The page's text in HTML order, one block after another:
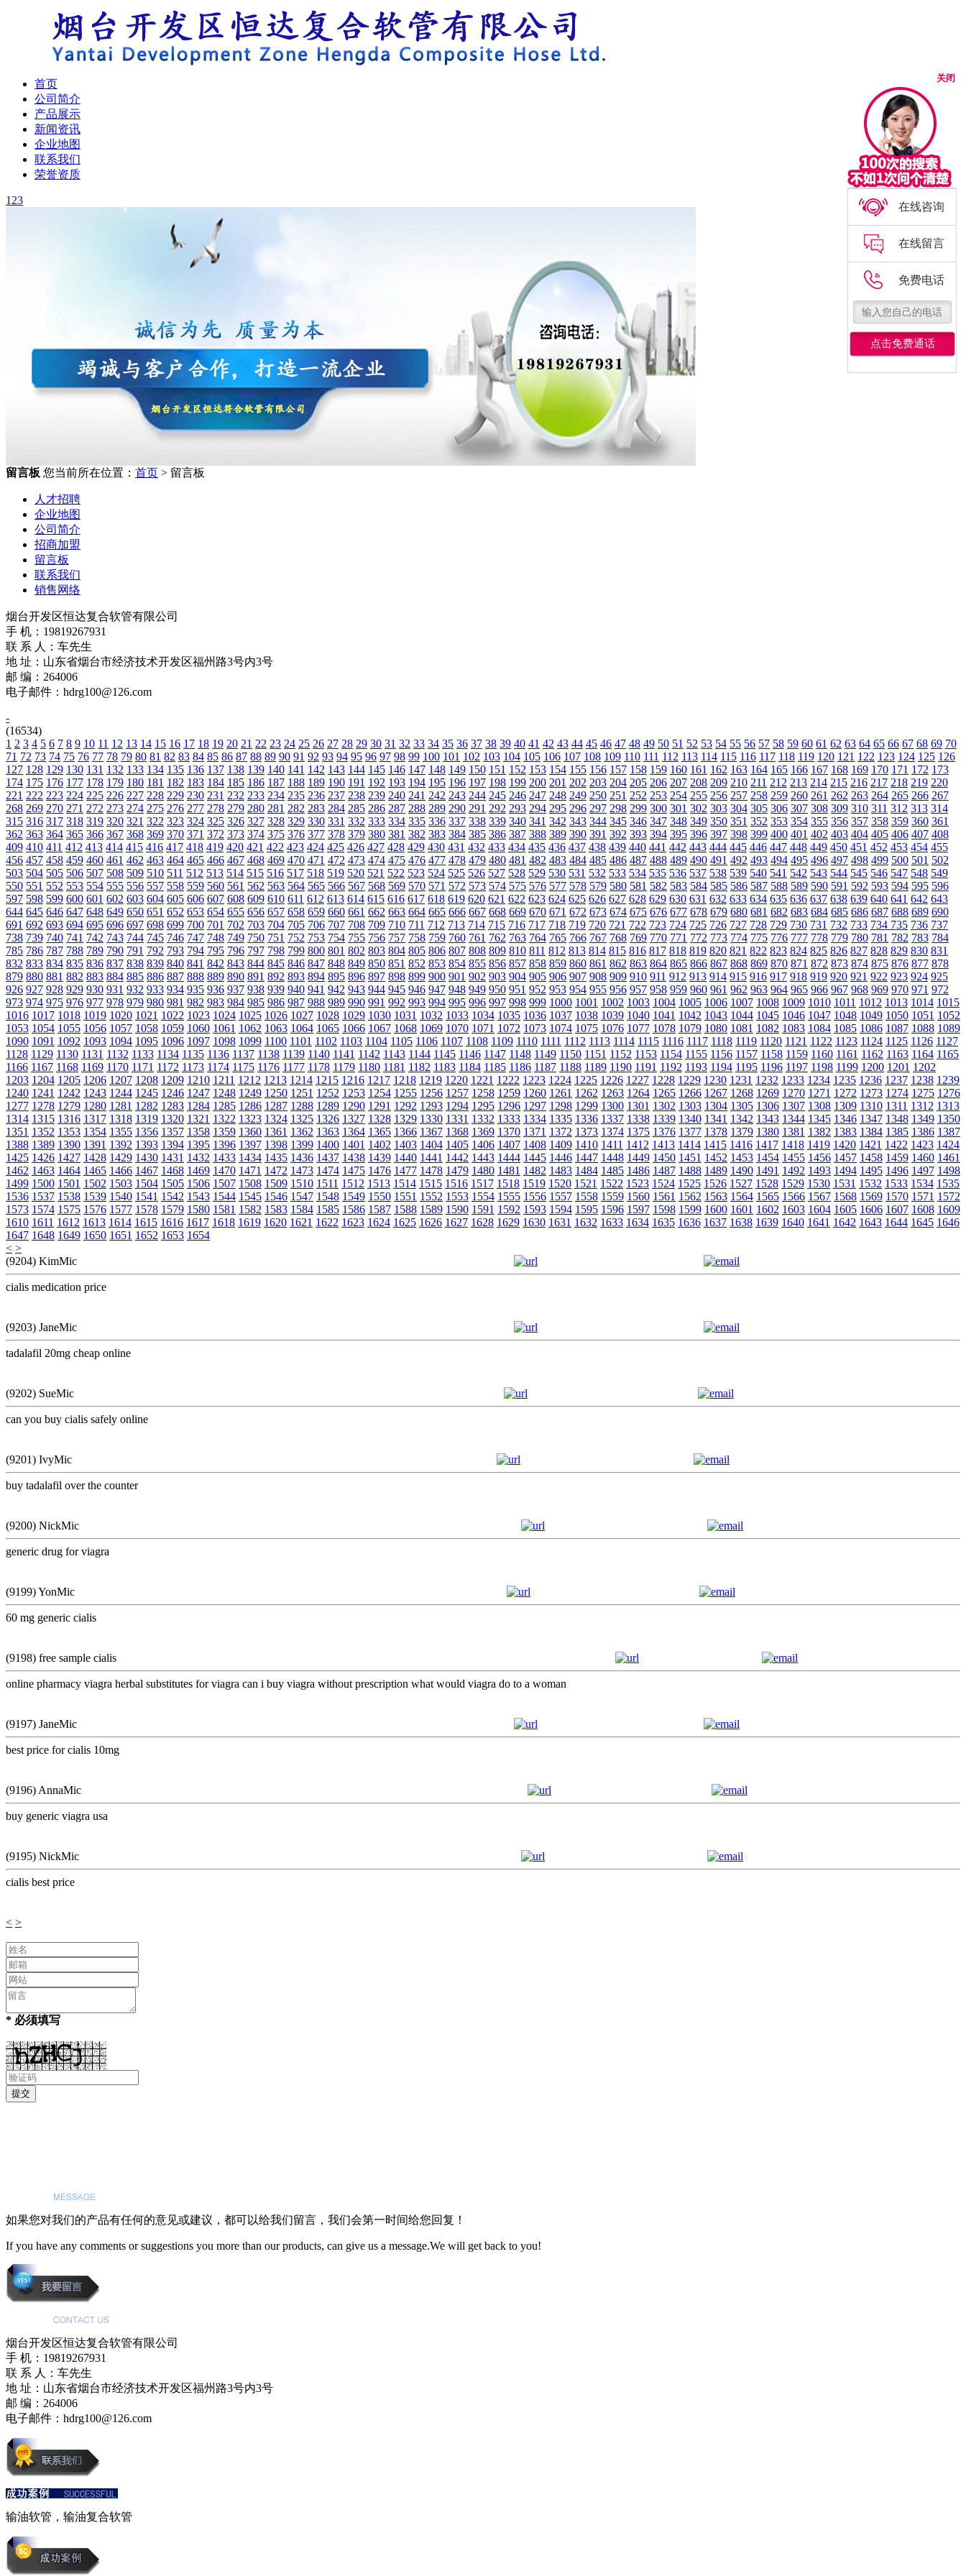
首页
公司简介
产品展示
新闻资讯
企业地图
联系我们
荣誉资质
1 23
留言板 您当前所在位置： 首页 > 留言板
人才招聘
企业地图
公司简介
招商加盟
留言板
联系我们
销售网络
烟台开发区恒达复合软管有限公司
手 机：19819267931
联 系 人：车先生
地 址：山东省烟台市经济技术开发区福州路3号内3号
邮 编：264006
电子邮件：hdrg100@126.com
-
(16534)
1 2 3 4 5 6 7 8 9 10 11 12 13 14 15 16 17 18 19 20 21 22 23 24 25 26 27 28 29 30 31 32 33 34 35 36 37 38 39 40 41 42 43 44 45 46 47 48 49 50 51 52 53 54 55 56 57 58 59 60 61 62 63 64 65 66 67 68 69 70
71 72 73 74 75 76 77 78 79 80 81 82 83 84 85 86 87 88 89 90 91 92 93 94 95 96 97 98 99 100 101 102 103 104 105 106 107 108 109 110 111 112 113 114 115 116 117 118 119 120 121 122 123 124 125 126
127 128 129 130 131 132 133 134 135 136 137 138 139 140 141 142 143 144 145 146 147 148 149 150 151 152 153 154 155 156 157 158 159 160 161 162 163 164 165 166 167 168 169 170 171 172 173
174 175 176 177 178 179 180 181 182 183 184 185 186 187 188 189 190 191 192 193 194 195 196 197 198 199 200 201 202 203 204 205 206 207 208 209 210 211 212 213 214 215 216 217 218 219 220
221 222 223 224 225 226 227 228 229 230 231 232 233 234 235 236 237 238 239 240 241 242 243 244 245 246 247 248 249 250 251 252 253 254 255 256 257 258 259 260 261 262 263 264 265 266 267
268 269 270 271 272 273 274 275 276 277 278 279 280 281 282 283 284 285 286 287 288 289 290 291 292 293 294 295 296 297 298 299 300 301 302 303 304 305 306 307 308 309 310 311 312 313 314
315 316 317 318 319 320 321 322 323 324 325 326 327 328 329 330 331 332 333 334 335 336 337 338 339 340 341 342 343 344 345 346 347 348 349 350 351 352 353 354 355 356 357 358 359 360 361
362 363 364 365 366 367 368 369 370 371 372 373 374 375 376 377 378 379 380 381 382 383 384 385 386 387 388 389 390 391 392 393 394 395 396 397 398 399 400 401 402 403 404 405 406 407 408
409 410 411 412 413 414 415 416 417 418 419 420 421 422 423 424 425 426 427 428 429 430 431 432 433 434 435 436 437 438 439 440 441 442 443 444 445 446 447 448 449 450 451 452 453 454 455
456 457 458 459 460 461 462 463 464 465 466 467 468 469 470 471 472 473 474 475 476 477 478 479 480 481 482 483 484 485 486 487 488 489 490 491 492 493 494 495 496 497 498 499 500 501 502
503 504 505 506 507 508 509 510 511 512 513 514 515 516 517 518 519 520 521 522 523 524 525 526 527 528 529 530 531 532 533 534 535 536 537 538 539 540 541 542 543 544 545 546 547 548 549
550 551 552 553 554 555 556 557 558 559 560 561 562 563 564 565 566 567 568 569 570 571 572 573 574 575 576 577 578 579 580 581 582 583 584 585 586 587 588 589 590 591 592 593 594 595 596
597 598 599 600 601 602 603 604 605 606 607 608 609 610 611 612 613 614 615 616 617 618 619 620 621 622 623 624 625 626 627 628 629 630 631 632 633 634 635 636 637 638 639 640 641 642 643
644 645 646 647 648 649 650 651 652 653 654 655 656 657 658 659 660 661 662 663 664 665 666 667 668 669 670 671 672 673 674 675 676 677 678 679 680 681 682 683 684 685 686 687 688 689 690
691 692 693 694 695 696 697 698 699 700 701 702 703 704 705 706 707 708 709 710 711 712 713 714 715 716 717 718 719 720 721 722 723 724 725 726 727 728 729 730 731 732 733 734 735 736 737
738 739 740 741 742 743 744 745 746 747 748 749 750 751 752 753 754 755 756 757 758 759 760 761 762 763 764 765 766 767 768 769 770 771 772 773 774 775 776 777 778 779 780 781 782 783 784
785 786 787 788 789 790 791 792 793 794 795 796 797 798 799 800 801 802 803 804 805 806 807 808 809 810 811 812 813 814 815 816 817 818 819 820 821 822 823 824 825 826 827 828 829 830 831
832 833 834 835 836 837 838 839 840 841 842 843 844 845 846 847 848 849 850 851 852 853 854 855 856 857 858 859 860 861 862 863 864 865 866 867 868 869 870 871 872 873 874 875 876 877 878
879 880 881 882 883 884 885 886 887 888 889 890 891 892 893 894 895 896 897 898 899 900 901 902 903 904 905 906 907 908 909 910 911 912 913 914 915 916 917 918 919 920 921 922 923 924 925
926 927 928 929 930 931 932 933 934 935 936 937 938 939 940 941 942 943 944 945 946 947 948 949 950 951 952 953 954 955 956 957 958 959 960 961 962 963 964 965 966 967 968 969 970 971 972
973 974 975 976 977 978 979 980 981 982 983 984 985 986 987 988 989 990 991 992 993 994 995 996 997 998 999 1000 1001 1002 1003 1004 1005 1006 1007 1008 1009 1010 1011 1012 1013 1014 1015
1016 1017 1018 1019 1020 1021 1022 1023 1024 1025 1026 1027 1028 1029 1030 1031 1032 1033 1034 1035 1036 1037 1038 1039 1040 1041 1042 1043 1044 1045 1046 1047 1048 1049 1050 1051 1052
1053 1054 1055 1056 1057 1058 1059 1060 1061 1062 1063 1064 1065 1066 1067 1068 1069 1070 1071 1072 1073 1074 1075 1076 1077 1078 1079 1080 1081 1082 1083 1084 1085 1086 1087 1088 1089
1090 1091 1092 1093 1094 1095 1096 1097 1098 1099 1100 1101 1102 1103 1104 1105 1106 1107 1108 1109 1110 1111 1112 1113 1114 1115 1116 1117 1118 1119 1120 1121 1122 1123 1124 1125 1126 1127
1128 1129 1130 1131 1132 1133 1134 1135 1136 1137 1138 1139 1140 1141 1142 1143 1144 1145 1146 1147 1148 1149 1150 1151 1152 1153 1154 1155 1156 1157 1158 1159 1160 1161 1162 1163 1164 1165
1166 1167 1168 1169 1170 1171 1172 1173 1174 1175 1176 1177 1178 1179 1180 1181 1182 1183 1184 1185 1186 1187 1188 1189 1190 1191 1192 1193 1194 1195 1196 1197 1198 1199 1200 1201 1202
1203 1204 1205 1206 1207 1208 1209 1210 1211 1212 1213 1214 1215 1216 1217 1218 1219 1220 1221 1222 1223 1224 1225 1226 1227 1228 1229 1230 1231 1232 1233 1234 1235 1236 1237 1238 1239
1240 1241 1242 1243 1244 1245 1246 1247 1248 1249 1250 1251 1252 1253 1254 1255 1256 1257 1258 1259 1260 1261 1262 1263 1264 1265 1266 1267 1268 1269 1270 1271 1272 1273 1274 1275 1276
1277 1278 1279 1280 1281 1282 1283 1284 1285 1286 1287 1288 1289 1290 1291 1292 1293 1294 1295 1296 1297 1298 1299 1300 1301 1302 1303 1304 1305 1306 1307 1308 1309 1310 1311 1312 1313
1314 1315 1316 1317 1318 1319 1320 1321 1322 1323 1324 1325 1326 1327 1328 1329 1330 1331 1332 1333 1334 1335 1336 1337 1338 1339 1340 1341 1342 1343 1344 1345 1346 1347 1348 1349 1350
1351 1352 1353 1354 1355 1356 1357 1358 1359 1360 1361 1362 1363 1364 1365 1366 1367 1368 1369 1370 1371 1372 1373 1374 1375 1376 1377 1378 1379 1380 1381 1382 1383 1384 1385 1386 1387
1388 1389 1390 1391 1392 1393 1394 1395 1396 1397 1398 1399 1400 1401 1402 1403 1404 1405 1406 1407 1408 1409 1410 1411 1412 1413 1414 1415 1416 1417 1418 1419 1420 1421 1422 1423 1424
1425 1426 1427 1428 1429 1430 1431 1432 1433 1434 1435 1436 1437 1438 1439 1440 1441 1442 1443 1444 1445 1446 1447 1448 1449 1450 1451 1452 1453 1454 1455 1456 1457 1458 1459 1460 1461
1462 1463 1464 1465 1466 1467 1468 1469 1470 1471 1472 1473 1474 1475 1476 1477 1478 1479 1480 1481 1482 1483 1484 1485 1486 1487 1488 1489 1490 1491 1492 1493 1494 1495 1496 1497 1498
1499 1500 1501 1502 1503 1504 1505 1506 1507 1508 1509 1510 1511 1512 1513 1514 1515 1516 1517 1518 1519 1520 1521 1522 1523 1524 1525 1526 1527 1528 1529 1530 1531 1532 1533 1534 1535
1536 1537 1538 1539 1540 1541 1542 1543 1544 1545 1546 1547 1548 1549 1550 1551 1552 1553 1554 1555 1556 1557 1558 1559 1560 1561 1562 1563 1564 1565 1566 1567 1568 1569 1570 1571 1572
1573 1574 1575 1576 1577 1578 1579 1580 1581 1582 1583 1584 1585 1586 1587 1588 1589 1590 1591 1592 1593 1594 1595 1596 1597 1598 1599 1600 1601 1602 1603 1604 1605 1606 1607 1608 1609
1610 1611 1612 1613 1614 1615 1616 1617 1618 1619 1620 1621 1622 1623 1624 1625 1626 1627 1628 1629 1630 1631 1632 1633 1634 1635 1636 1637 1638 1639 1640 1641 1642 1643 1644 1645 1646
1647 1648 1649 1650 1651 1652 1653 1654
< >
(9204) KimMic
cialis medication price
(9203) JaneMic
tadalafil 20mg cheap online
(9202) SueMic
can you buy cialis safely online
(9201) IvyMic
buy tadalafil over the counter
(9200) NickMic
generic drug for viagra
(9199) YonMic
60 mg generic cialis
(9198) free sample cialis
online pharmacy viagra herbal substitutes for viagra can i buy viagra without prescription what would viagra do to a woman
(9197) JaneMic
best price for cialis 10mg
(9196) AnnaMic
buy generic viagra usa
(9195) NickMic
cialis best price
< >
* 必须填写
如果您对我们的产品有任何的意见或建议，都可以给我们留言，我们会第一时间给您回复！
If you have any comments or suggestions you more than our products, can give us a message.We will get back to you!
烟台开发区恒达复合软管有限公司
手 机：19819267931
联 系 人：车先生
地 址：山东省烟台市经济技术开发区福州路3号内3号
邮 编：264006
电子邮件：hdrg100@126.com
输油软管，输油复合软管